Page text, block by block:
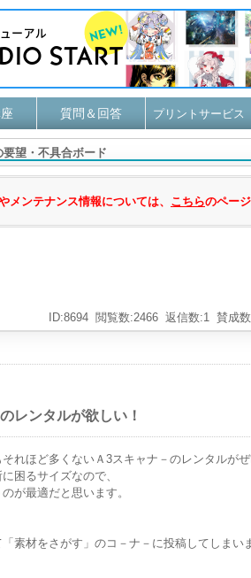
質問＆回答 プリントサービス
望・不具合ボード
メンテナンス情報については、 こちらのペー
賛成
返信数:1
閲覧数:2466
ID:8694
レンタルが欲しい！
れほど多くないＡ3スキャナ－のレンタルがぜ
困るサイズなので、
が最適だと思います。
素材をさがす」のコ－ナ－に投稿してしまい